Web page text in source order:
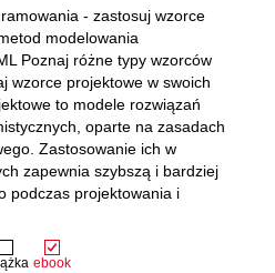
ebook
- zastosuj wzorce
modelowania
Poznaj różne typy wzorców
wzorce projektowe w swoich
to modele rozwiązań
oparte na zasadach
Zastosowanie ich w
zapewnia szybszą i bardziej
podczas projektowania i